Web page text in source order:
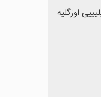
اوزگلیه